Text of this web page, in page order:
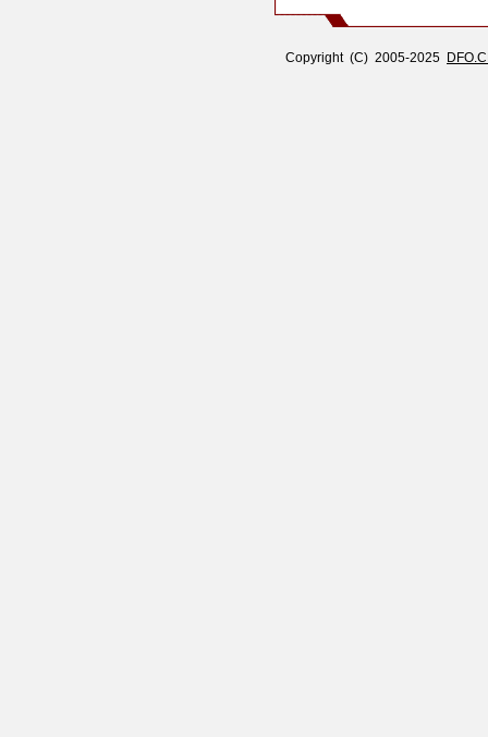
Copyright (C) 2005-2025